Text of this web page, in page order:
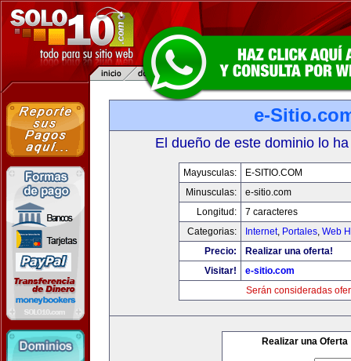
e-
El dueño de este dominio lo
Mayusculas:
E-SITIO.COM
Minusculas:
e-sitio.com
Longitud:
7 caracteres
Categorias:
Internet, Portales, Web
Precio:
Realizar una oferta!
Visitar!
e-sitio.com
Serán consideradas
Realizar una Oferta